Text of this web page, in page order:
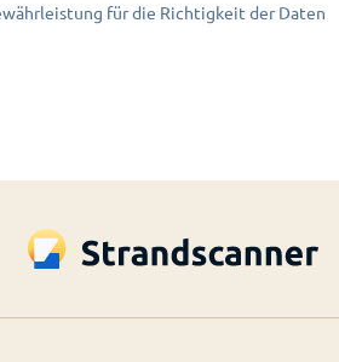
für die Richtigkeit der Daten